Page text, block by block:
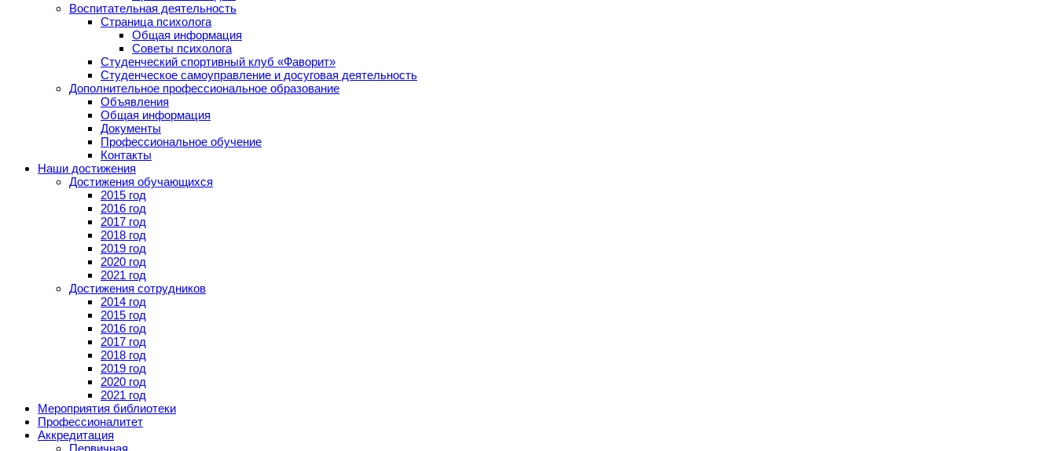
Воспитательная деятельность
Страница психолога
Общая информация
Советы психолога
Студенческий спортивный клуб «Фаворит»
Студенческое самоуправление и досуговая деятельность
Дополнительное профессиональное образование
Объявления
Общая информация
Документы
Профессиональное обучение
Контакты
Наши достижения
Достижения обучающихся
2015 год
2016 год
2017 год
2018 год
2019 год
2020 год
2021 год
Достижения сотрудников
2014 год
2015 год
2016 год
2017 год
2018 год
2019 год
2020 год
2021 год
Мероприятия библиотеки
Профессионалитет
Аккредитация
Первичная